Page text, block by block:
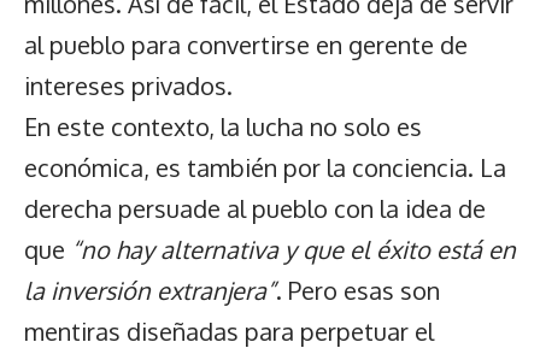
al pueblo para convertirse en gerente de
intereses privados.
En este contexto, la lucha no solo es
económica, es también por la conciencia. La
derecha persuade al pueblo con la idea de
que “no hay alternativa y que el éxito está en
la inversión extranjera”. Pero esas son
mentiras diseñadas para perpetuar el